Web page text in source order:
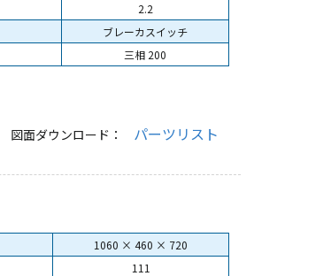
2.2
ブレーカスイッチ
三相 200
図面ダウンロード： パーツリスト
1060 × 460 × 720
111